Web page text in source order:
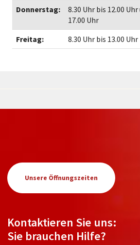
Donnerstag:
8.30 Uhr bis 12.00
17.00 Uhr
Freitag:
8.30 Uhr bis 13.00 Uhr
Unsere Öffnungszeiten
Kontaktieren Sie uns:
Sie brauchen Hilfe?